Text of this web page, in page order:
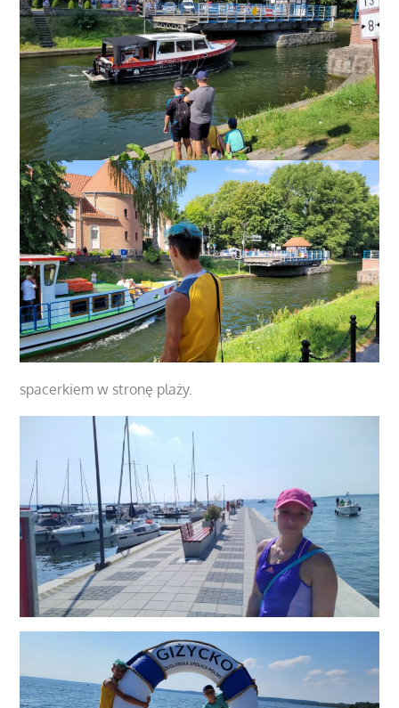
spacerkiem w stronę plaży.